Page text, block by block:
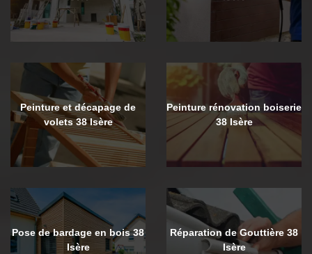
Peinture et décapage de
volets 38 Isère
Peinture rénovation boiserie
38 Isère
Pose de bardage en bois 38
Isère
Réparation de Gouttière 38
Isère